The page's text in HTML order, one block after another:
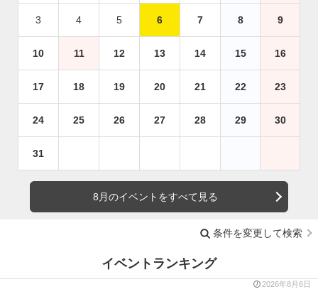
3 4 5 6 7 8 9
10 11 12 13 14 15 16
17 18 19 20 21 22 23
24 25 26 27 28 29 30
31
8月のイベントをすべて見る
条件を変更して検索
イベントランキング
2026年8月6日